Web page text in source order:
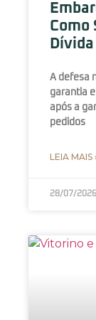
Como
A defesa
garantia
após a
pedidos
LEIA MAIS
28/07/2026